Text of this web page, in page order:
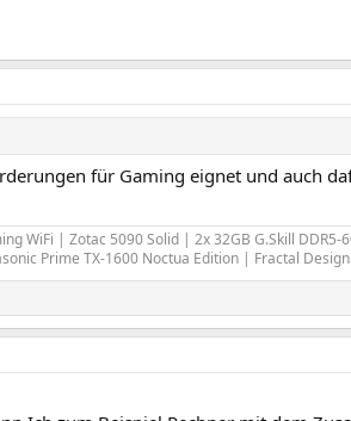
für Gaming eignet und auch
WiFi | Zotac 5090 Solid | 2x 32GB G.Skill DDR5-
Prime TX-1600 Noctua Edition | Fractal